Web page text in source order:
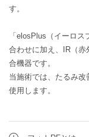
す。
「elosPlus（イーロ
合わせに加え、IR（赤
合機器です。
当施術では、たるみ
使用します。